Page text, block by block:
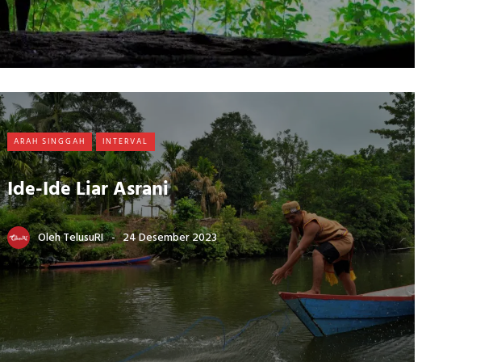
ARAH SINGGAH INTERVAL
Ide-Ide Liar Asrani
OlehTelusuRI 24 Desember 2023